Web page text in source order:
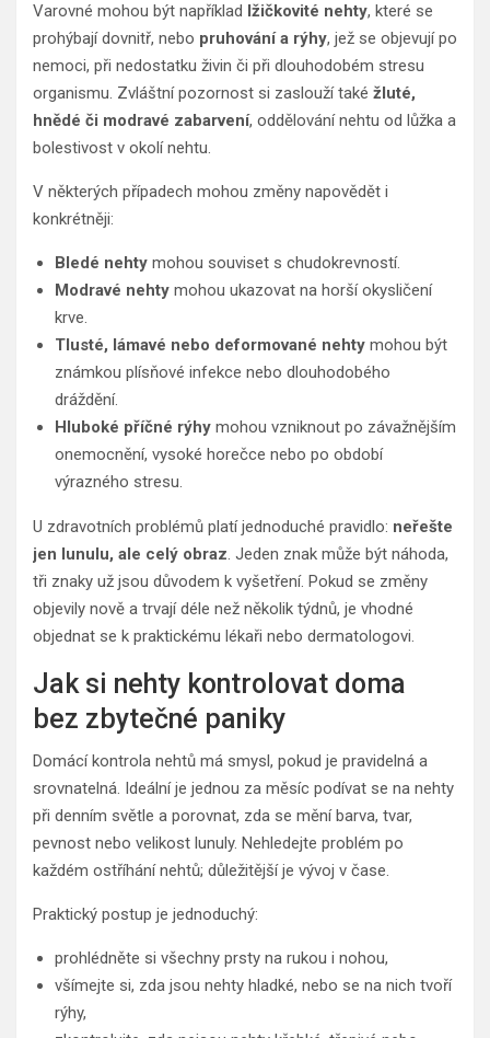
Varovné mohou být například lžičkovité nehty, které se
prohýbají dovnitř, nebo pruhování a rýhy, jež se objevují po
nemoci, při nedostatku živin či při dlouhodobém stresu
organismu. Zvláštní pozornost si zaslouží také žluté,
hnědé či modravé zabarvení, oddělování nehtu od lůžka a
bolestivost v okolí nehtu.
V některých případech mohou změny napovědět i
konkrétněji:
Bledé nehty mohou souviset s chudokrevností.
Modravé nehty mohou ukazovat na horší okysličení
krve.
Tlusté, lámavé nebo deformované nehty mohou být
známkou plísňové infekce nebo dlouhodobého
dráždění.
Hluboké příčné rýhy mohou vzniknout po závažnějším
onemocnění, vysoké horečce nebo po období
výrazného stresu.
U zdravotních problémů platí jednoduché pravidlo: neřešte
jen lunulu, ale celý obraz. Jeden znak může být náhoda,
tři znaky už jsou důvodem k vyšetření. Pokud se změny
objevily nově a trvají déle než několik týdnů, je vhodné
objednat se k praktickému lékaři nebo dermatologovi.
Jak si nehty kontrolovat doma
bez zbytečné paniky
Domácí kontrola nehtů má smysl, pokud je pravidelná a
srovnatelná. Ideální je jednou za měsíc podívat se na nehty
při denním světle a porovnat, zda se mění barva, tvar,
pevnost nebo velikost lunuly. Nehledejte problém po
každém ostříhání nehtů; důležitější je vývoj v čase.
Praktický postup je jednoduchý:
prohlédněte si všechny prsty na rukou i nohou,
všímejte si, zda jsou nehty hladké, nebo se na nich tvoří
rýhy,